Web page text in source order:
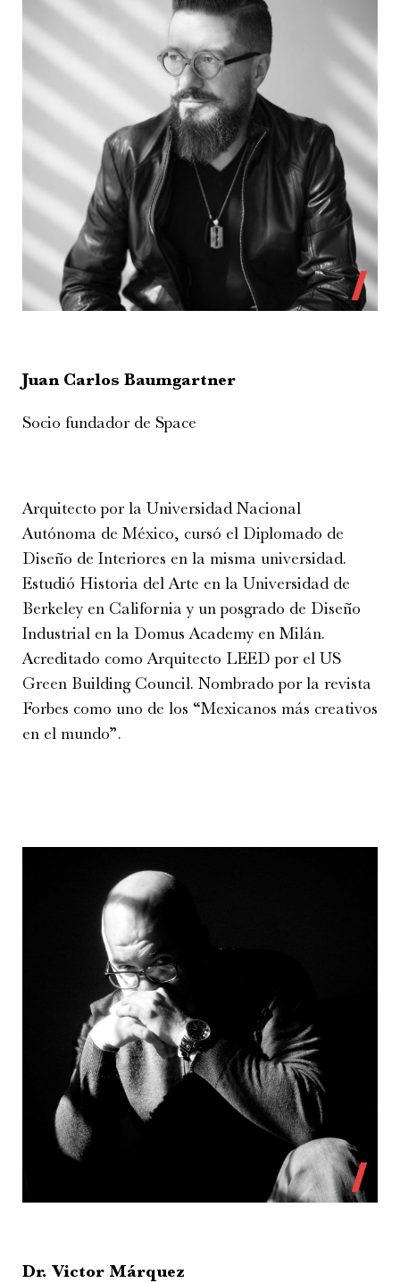
Juan Carlos Baumgartner
Socio fundador de Space
Arquitecto por la Universidad Nacional
Autónoma de México, cursó el Diplomado de
Diseño de Interiores en la misma universidad.
Estudió Historia del Arte en la Universidad de
Berkeley en California y un posgrado de Diseño
Industrial en la Domus Academy en Milán.
Acreditado como Arquitecto LEED por el US
Green Building Council. Nombrado por la revista
Forbes como uno de los “Mexicanos más creativos
en el mundo”.
Dr. Victor Márquez